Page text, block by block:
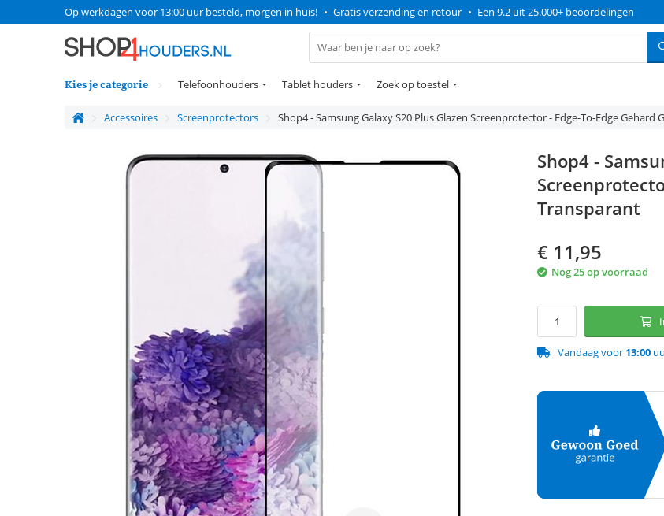
Op werkdagen voor 13:00 uur besteld, morgen in huis! • Gratis verzending en retour • Een 9.2 uit 25.000+ beoordelingen
Kies je categorie Telefoonhouders Tablet houders Zoek op toestel
Accessoires Screenprotectors Shop4 - Samsung Galaxy S20 Plus Glazen Screenprotector - Edge-To-Edge Gehard
Shop4 -
Transparant
€ 11,95
Nog 25 op voorraad
Vandaag voor 13:00